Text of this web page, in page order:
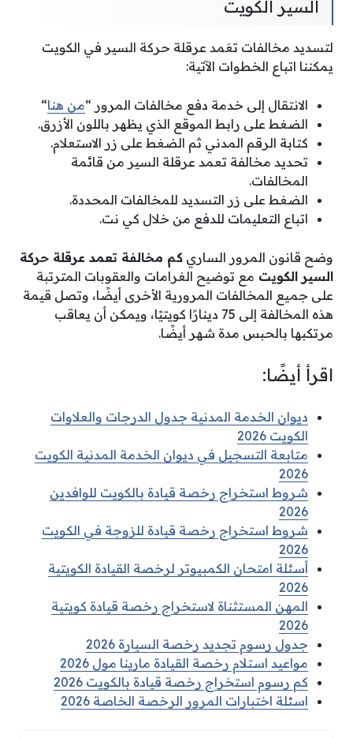
السير الكويت
لتسديد مخالفات تعَمد عرقلة حركة السير في الكويت
يمكننا اتباع الخطوات الآتية:
الانتقال إلى خدمة دفع مخالفات المرور “من هنا“
الضغط على رابط الموقع الذي يظهر باللون الأزرق.
كتابة الرقم المدني ثم الضغط على زر الاستعلام.
تحديد مخالفة تعمد عرقلة السير من قائمة
المخالفات.
الضغط على زر التسديد للمخالفات المحددة.
اتباع التعليمات للدفع من خلال كي نت.
وضح قانون المرور الساري كم مخالفة تعمد عرقلة حركة
السير الكويت مع توضيح الغرامات والعقوبات المترتبة
على جميع المخالفات المرورية الأخرى أيضًا، وتصل قيمة
هذه المخالفة إلى 75 دينارًا كويتيًا، ويمكن أن يعاقب
مرتكبها بالحبس مدة شهر أيضًا.
اقرأ أيضًا:
ديوان الخدمة المدنية جدول الدرجات والعلاوات
الكويت 2026
متابعة التسجيل في ديوان الخدمة المدنية الكويت
2026
شروط استخراج رخصة قيادة بالكويت للوافدين
2026
شروط استخراج رخصة قيادة للزوجة في الكويت
2026
أسئلة امتحان الكمبيوتر لرخصة القيادة الكويتية
2026
المهن المستثناة لاستخراج رخصة قيادة كويتية
2026
جدول رسوم تجديد رخصة السيارة 2026
مواعيد استلام رخصة القيادة مارينا مول 2026
كم رسوم استخراج رخصة قيادة بالكويت 2026
اسئلة اختبارات المرور الرخصة الخاصة 2026